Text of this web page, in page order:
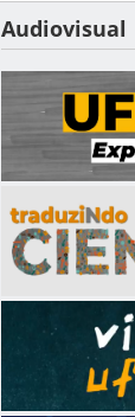
Audiovisual